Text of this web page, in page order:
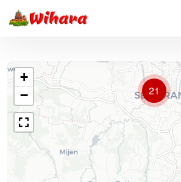
21
+
−